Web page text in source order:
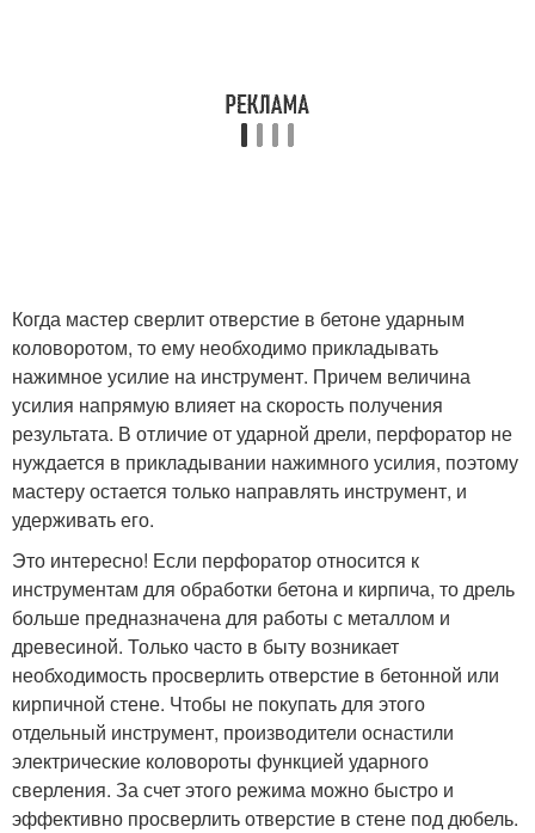
Когда мастер сверлит отверстие в бетоне ударным
коловоротом, то ему необходимо прикладывать
нажимное усилие на инструмент. Причем величина
усилия напрямую влияет на скорость получения
результата. В отличие от ударной дрели, перфоратор не
нуждается в прикладывании нажимного усилия, поэтому
мастеру остается только направлять инструмент, и
удерживать его.
Это интересно! Если перфоратор относится к
инструментам для обработки бетона и кирпича, то дрель
больше предназначена для работы с металлом и
древесиной. Только часто в быту возникает
необходимость просверлить отверстие в бетонной или
кирпичной стене. Чтобы не покупать для этого
отдельный инструмент, производители оснастили
электрические коловороты функцией ударного
сверления. За счет этого режима можно быстро и
эффективно просверлить отверстие в стене под дюбель.